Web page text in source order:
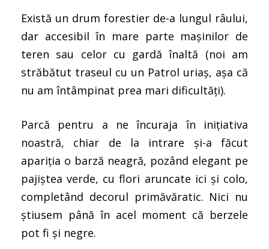
Există un drum forestier de-a lungul râului,
dar accesibil în mare parte mașinilor de
teren sau celor cu gardă înaltă (noi am
străbătut traseul cu un Patrol uriaș, așa că
nu am întâmpinat prea mari dificultăți).
Parcă pentru a ne încuraja în inițiativa
noastră, chiar de la intrare și-a făcut
apariția o barză neagră, pozând elegant pe
pajiștea verde, cu flori aruncate ici și colo,
completând decorul primăvăratic. Nici nu
știusem până în acel moment că berzele
pot fi și negre.